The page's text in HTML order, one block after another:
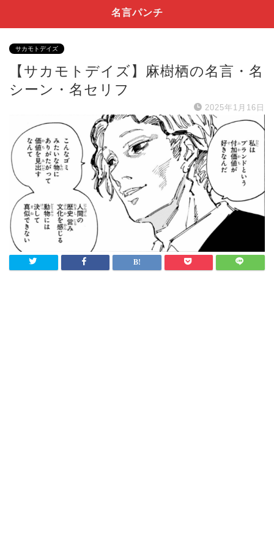
名言パンチ
サカモトデイズ
【サカモトデイズ】麻樹栖の名言・名
シーン・名セリフ
2025年1月16日